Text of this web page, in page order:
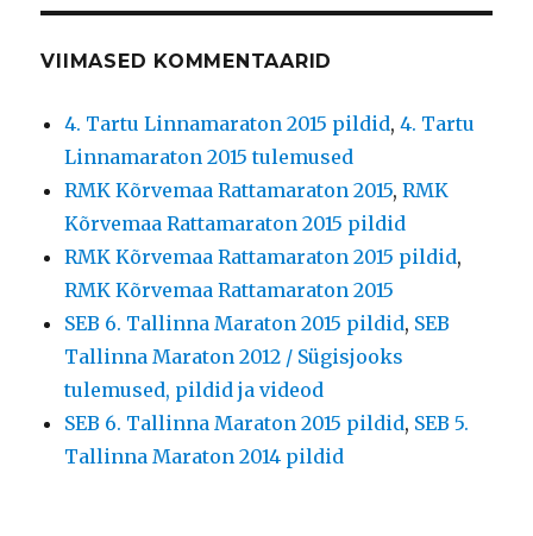
VIIMASED KOMMENTAARID
4. Tartu Linnamaraton 2015 pildid,4. Tartu
Linnamaraton 2015 tulemused
RMK Kõrvemaa Rattamaraton 2015,RMK
Kõrvemaa Rattamaraton 2015 pildid
RMK Kõrvemaa Rattamaraton 2015 pildid,
RMK Kõrvemaa Rattamaraton 2015
SEB 6. Tallinna Maraton 2015 pildid, SEB
Tallinna Maraton 2012 / Sügisjooks
tulemused, pildid ja videod
SEB 6. Tallinna Maraton 2015 pildid, SEB 5.
Tallinna Maraton 2014 pildid